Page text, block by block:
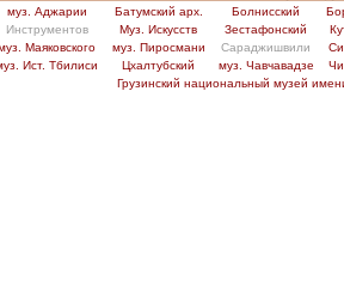
муз. Аджарии Батумский арх. Болнисский
Инструментов Муз. Искусств Зестафонский
Маяковского муз. Пиросмани Сараджишвили
Ист. Тбилиси Цхалтубский муз. Чавчавадзе
Грузинский национальный музей